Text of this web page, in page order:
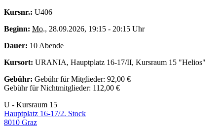
Kursnr.: U406
Beginn: Mo., 28.09.2026, 19:15 - 20:15 Uhr
Dauer: 10 Abende
Kursort: URANIA, Hauptplatz 16-17/II, Kursraum 15 "Helios"
Gebühr: Gebühr für Mitglieder: 92,00 €
Gebühr für Nichtmitglieder: 112,00 €
U - Kursraum 15
Hauptplatz 16-17/2. Stock
8010 Graz